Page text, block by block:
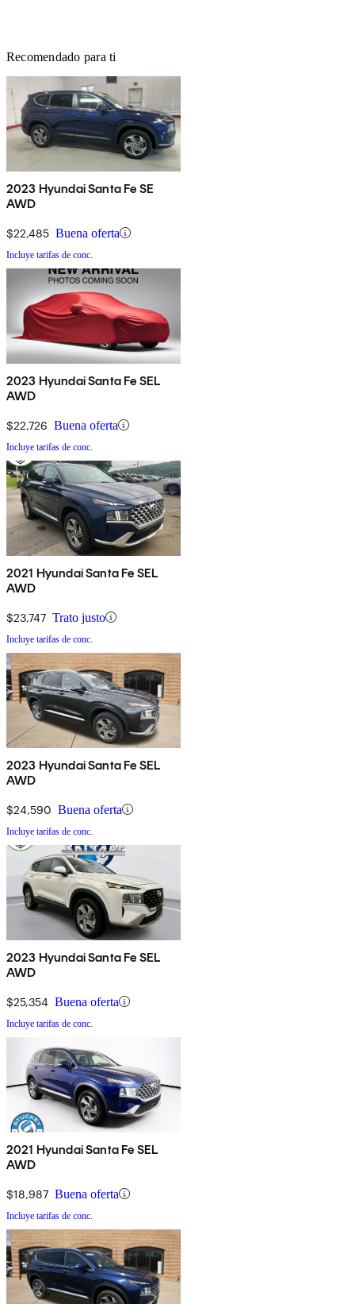
Recomendado para ti
2023 Hyundai Santa Fe SE
AWD
$22,485 Buena oferta
Incluye tarifas de conc.
2023 Hyundai Santa Fe SEL
AWD
$22,726 Buena oferta
Incluye tarifas de conc.
2021 Hyundai Santa Fe SEL
AWD
$23,747 Trato justo
Incluye tarifas de conc.
2023 Hyundai Santa Fe SEL
AWD
$24,590 Buena oferta
Incluye tarifas de conc.
2023 Hyundai Santa Fe SEL
AWD
$25,354 Buena oferta
Incluye tarifas de conc.
2021 Hyundai Santa Fe SEL
AWD
$18,987 Buena oferta
Incluye tarifas de conc.